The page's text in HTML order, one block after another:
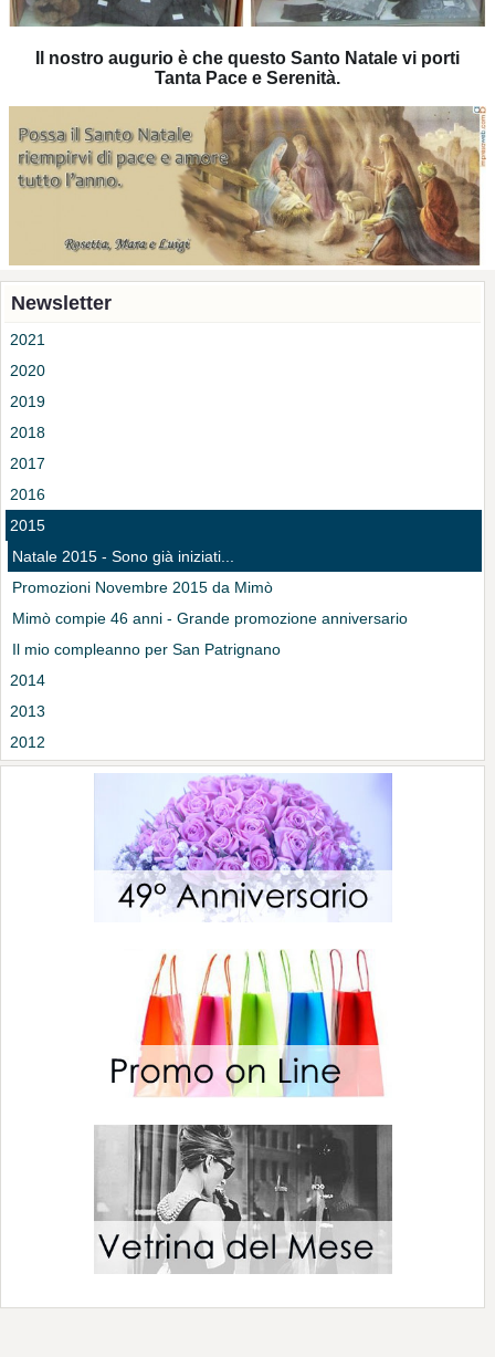
Il nostro augurio è che questo Santo Natale vi porti
Tanta Pace e Serenità.
Newsletter
2021
2020
2019
2018
2017
2016
2015
Natale 2015 - Sono già iniziati...
Promozioni Novembre 2015 da Mimò
Mimò compie 46 anni - Grande promozione anniversario
Il mio compleanno per San Patrignano
2014
2013
2012